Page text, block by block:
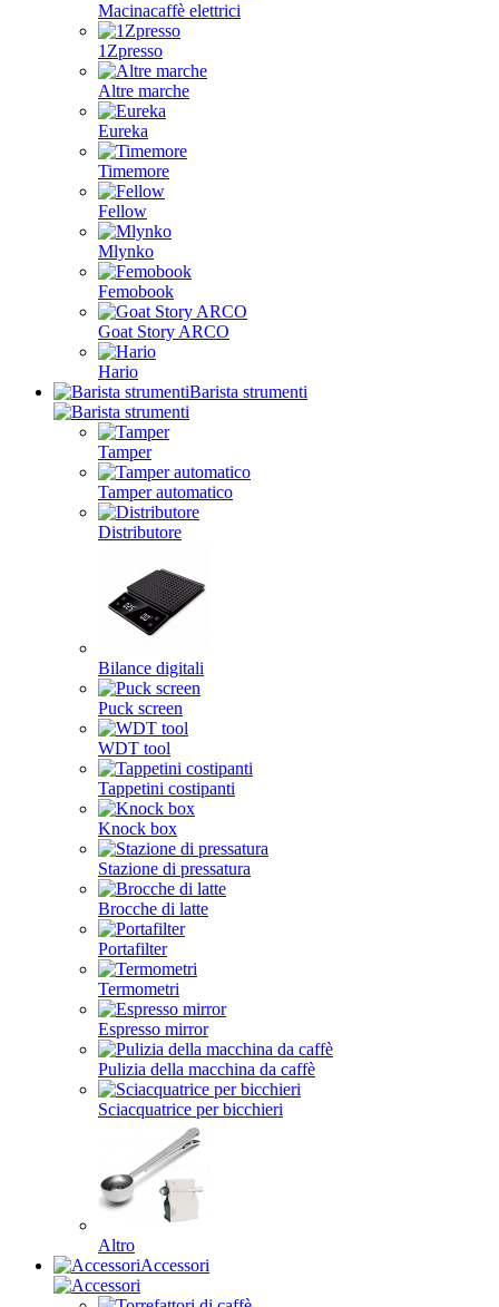
Macinacaffè elettrici
1Zpresso
Altre marche
Eureka
Timemore
Fellow
Mlynko
Femobook
Goat Story ARCO
Hario
Barista strumenti
Tamper
Tamper automatico
Distributore
Bilance digitali
Puck screen
WDT tool
Tappetini costipanti
Knock box
Stazione di pressatura
Brocche di latte
Portafilter
Termometri
Espresso mirror
Pulizia della macchina da caffè
Sciacquatrice per bicchieri
Altro
Accessori